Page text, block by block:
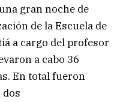
gran noche de
de la Escuela de
a cargo del profesor
a cabo 36
En total fueron
dos